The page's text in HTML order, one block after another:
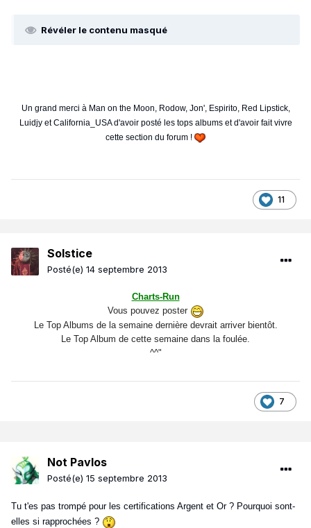
Révéler le contenu masqué
Un grand merci à Man on the Moon, Rodow, Jon', Espirito, Red Lipstick,
Luidjy et California_USA d'avoir posté les tops albums et d'avoir fait vivre
cette section du forum !
11
Solstice
Posté(e) 14 septembre 2013
Charts-Run
Vous pouvez poster
Le Top Albums de la semaine dernière devrait arriver bientôt.
Le Top Album de cette semaine dans la foulée.
^^"
7
Not Pavlos
Posté(e) 15 septembre 2013
Tu t'es pas trompé pour les certifications Argent et Or ? Pourquoi sont-
elles si rapprochées ?